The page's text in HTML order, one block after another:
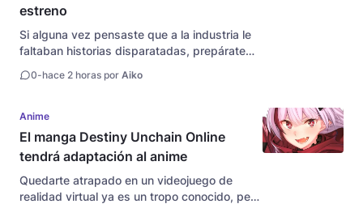
estreno
Si alguna vez pensaste que a la industria le
faltaban historias disparatadas, prepárate
muchísima elegancia. El comité de
del peculiar manga Giant Ojou-sama acaba
de revelar una nueva...
0-hace 2 horas por Aiko
Anime
El manga Destiny Unchain Online
tendrá adaptación al anime
Quedarte atrapado en un videojuego de
realidad virtual ya es un tropo conocido, pero